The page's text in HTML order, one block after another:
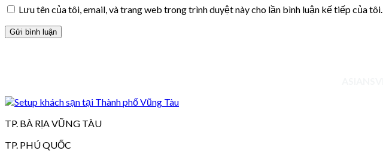
Lưu tên của tôi, email, và trang web trong trình duyệt này cho lần bình luận kế tiếp của tôi.
TP. BÀ RỊA VŨNG TÀU
TP. PHÚ QUỐC